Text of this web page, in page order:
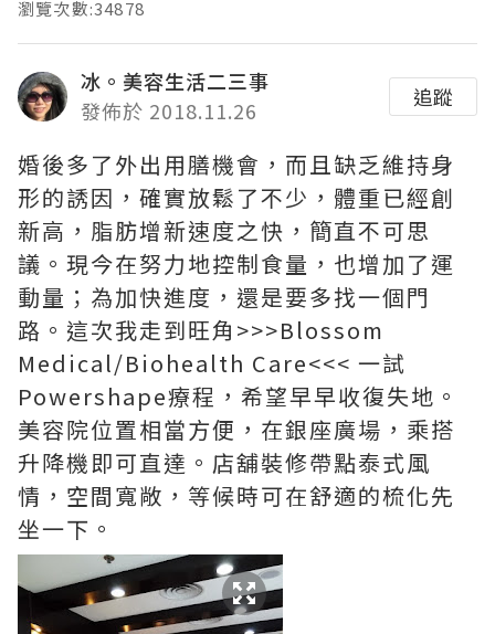
瀏覽次數:34878
冰。美容生活二三事
發佈於 2018.11.26
追蹤
婚後多了外出用膳機會，而且缺乏維持身
形的誘因，確實放鬆了不少，體重已經創
新高，脂肪增新速度之快，簡直不可思
議。現今在努力地控制食量，也增加了運
動量；為加快進度，還是要多找一個門
路。這次我走到旺角>>>Blossom
Medical/Biohealth Care<<< 一試
Powershape療程，希望早早收復失地。
美容院位置相當方便，在銀座廣場，乘搭
升降機即可直達。店舖裝修帶點泰式風
情，空間寬敞，等候時可在舒適的梳化先
坐一下。